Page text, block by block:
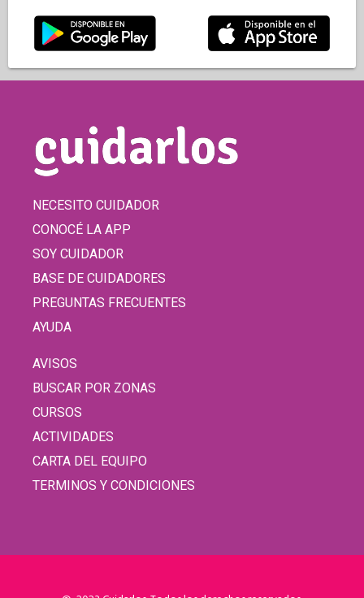
NECESITO CUIDADOR
CONOCÉ LA APP
SOY CUIDADOR
BASE DE CUIDADORES
PREGUNTAS FRECUENTES
AYUDA
AVISOS
BUSCAR POR ZONAS
CURSOS
ACTIVIDADES
CARTA DEL EQUIPO
TERMINOS Y CONDICIONES